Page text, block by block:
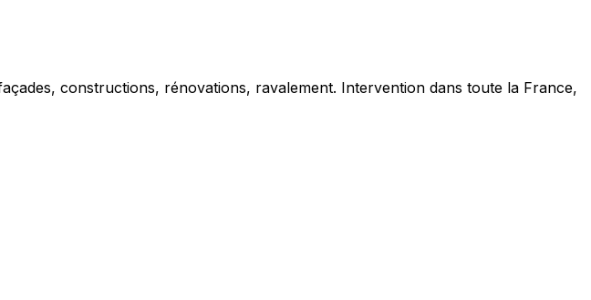
constructions, rénovations, ravalement. Intervention dans toute la France,